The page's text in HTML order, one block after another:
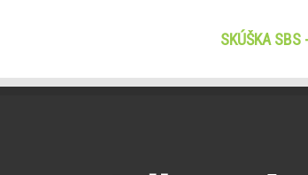
SKÚŠKA SBS